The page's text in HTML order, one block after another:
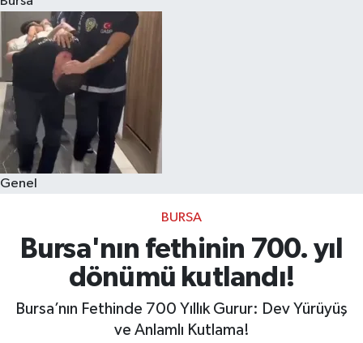
Genel
BURSA
Bursa'nın fethinin 700. yıl
dönümü kutlandı!
Bursa’nın Fethinde 700 Yıllık Gurur: Dev Yürüyüş
ve Anlamlı Kutlama!
Eğitim
Sağlık
Magazin
Kültür & Sanat
Teknoloji
Bilim